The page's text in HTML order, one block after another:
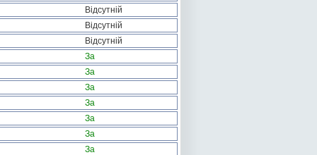
Відсутній
Відсутній
Відсутній
За
За
За
За
За
За
За